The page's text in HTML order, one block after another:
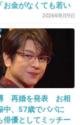
-8
ラマの主題歌
た。
お金がなくても若い
」50代以上の切実な
2026年8月9日
再婚を発表 お相
中、57歳でパパに
俳優としてミッチー